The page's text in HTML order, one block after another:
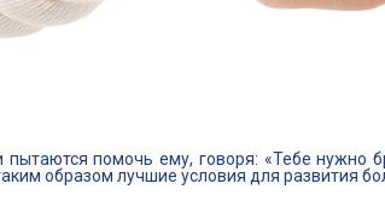
помочь ему, говоря: «Тебе нужно
образом лучшие условия для развития